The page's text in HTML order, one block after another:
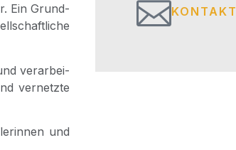
Ein Grund­
ver­ar­bei­
ver­netz­te
und
KONTAKT